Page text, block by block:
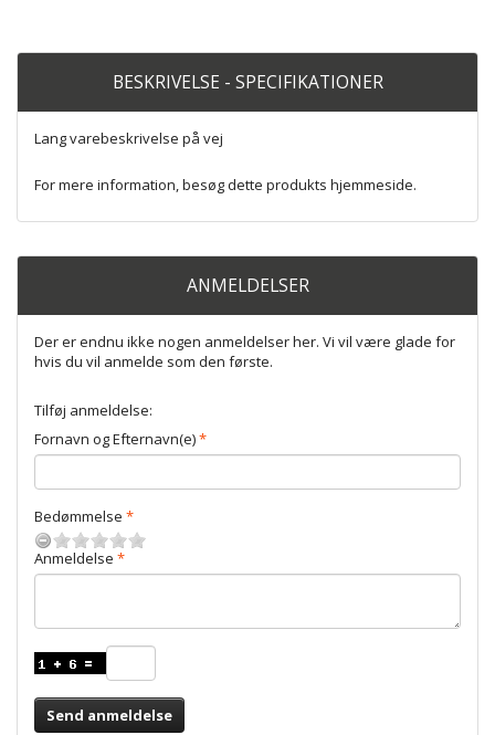
BESKRIVELSE - SPECIFIKATIONER
Lang varebeskrivelse på vej
For mere information, besøg dette produkts hjemmeside.
ANMELDELSER
Der er endnu ikke nogen anmeldelser her. Vi vil være glade for
hvis du vil anmelde som den første.
Tilføj anmeldelse:
Fornavn og Efternavn(e)
Bedømmelse
Anmeldelse
Send anmeldelse